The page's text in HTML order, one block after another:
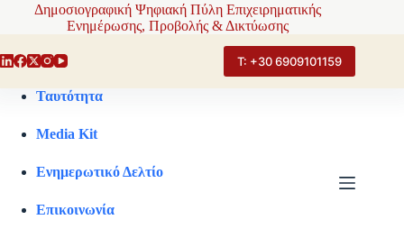
Δημοσιογραφική Ψηφιακή Πύλη Επιχειρηματικής
Ενημέρωσης, Προβολής & Δικτύωσης
Τ: +30 6909101159
Ταυτότητα
Media Kit
Ενημερωτικό Δελτίο
Επικοινωνία